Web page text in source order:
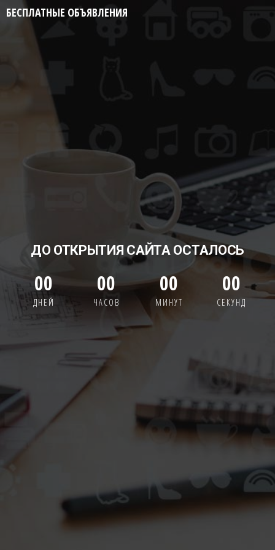
БЕСПЛАТНЫЕ ОБЪЯВЛЕНИЯ
ДО ОТКРЫТИЯ САЙТА ОСТАЛОСЬ
00
ДНЕЙ
00
ЧАСОВ
00
МИНУТ
00
СЕКУНД